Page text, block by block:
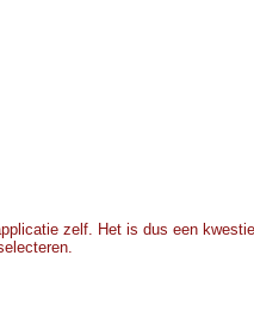
zelf. Het is dus een